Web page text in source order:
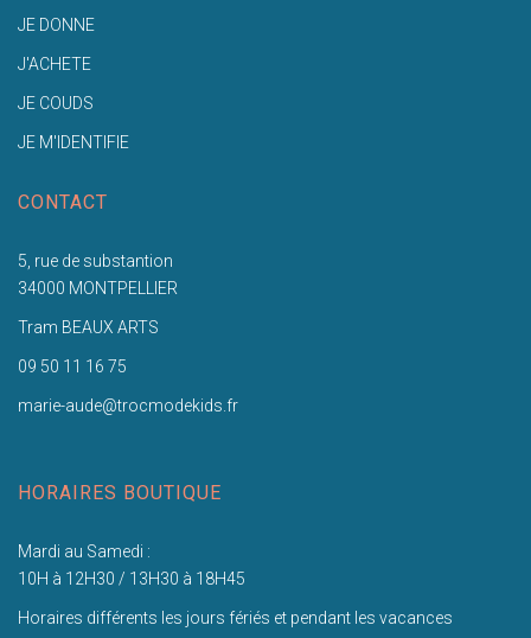
JE DONNE
J'ACHETE
JE COUDS
JE M'IDENTIFIE
CONTACT
5, rue de substantion
34000 MONTPELLIER
Tram BEAUX ARTS
09 50 11 16 75
marie-aude@trocmodekids.fr
HORAIRES BOUTIQUE
Mardi au Samedi :
10H à 12H30 / 13H30 à 18H45
Horaires différents les jours fériés et pendant les vacances